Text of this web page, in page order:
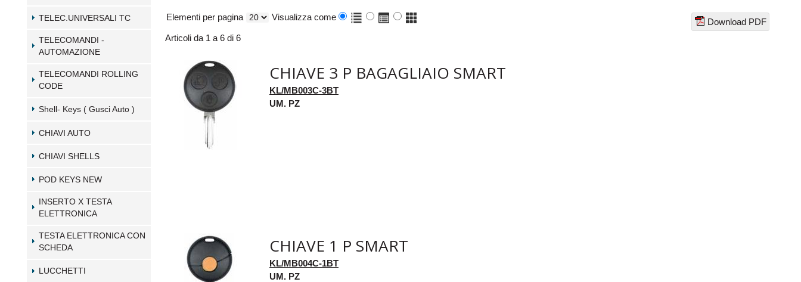
TELEC.UNIVERSALI TC
TELECOMANDI -
AUTOMAZIONE
TELECOMANDI ROLLING
CODE
Shell- Keys ( Gusci Auto )
CHIAVI AUTO
CHIAVI SHELLS
POD KEYS NEW
INSERTO X TESTA
ELETTRONICA
TESTA ELETTRONICA CON
SCHEDA
LUCCHETTI
Elementi per pagina Visualizza come
Download PDF
Articoli da 1 a 6 di 6
CHIAVE 3 P BAGAGLIAIO SMART
KL/MB003C-3BT
UM. PZ
CHIAVE 1 P SMART
KL/MB004C-1BT
UM. PZ